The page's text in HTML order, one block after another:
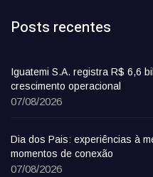
Posts recentes
Iguatemi S.A. registra R$ 6,6
crescimento operacional
07/08/2026
Dia dos Pais: experiências à
momentos de conexão
07/08/2026